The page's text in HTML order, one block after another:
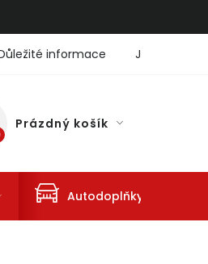
informace Jaký je
KOŠÍK
Prázdný košík
Autodoplňky